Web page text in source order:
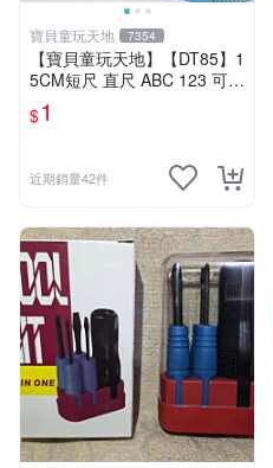
寶貝童玩天地 7354
【寶貝童玩天地】【DT85】1
5CM短尺 直尺 ABC 123 可愛
花樣~1支 特價1元
$1
近期銷量42件